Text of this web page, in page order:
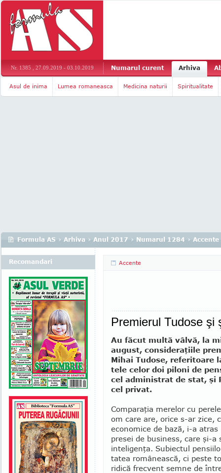
Nr. 1385 , 27.09.2019 - 03.10.2019 Numarul curent Arhiva
Asul de inima Lumea romaneasca Medicina naturii Spiritualitate
Formula AS › Arhiva › Anul 2017 › Numarul 1284 › Accente
Accente
Premierul Tudose şi
Au făcut multă vâlvă, la
august, consideraţiile
Mihai Tudose, referitoare
tele celor doi piloni de
cel administrat de stat, şi
cel privat.
Comparaţia merelor cu
om care are, orice s-ar zice,
economice de bază, i-a
presei de business, care şi-
inteligenţa. Subiectul
tatea românească, ci peste
ridică frecvent semne de
Recomandari